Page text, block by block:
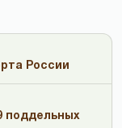
России
поддельных